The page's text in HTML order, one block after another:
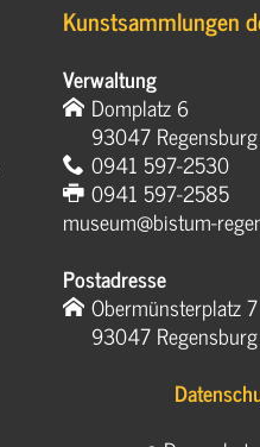
Kunstsammlungen
Verwaltung
Domplatz 6
93047 Regensburg
0941 597-2530
0941 597-2585
museum@bistum-
Postadresse
Obermünsterplatz 7
93047 Regensburg